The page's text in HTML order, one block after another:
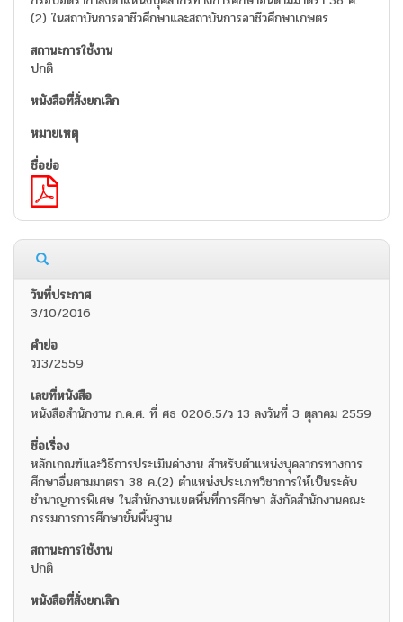
(2) ในสถาบันการอาชีวศึกษาและสถาบันการอาชีวศึกษาเกษตร
ปกติ
3/10/2016
ว13/2559
หนังสือสำนักงาน ก.ค.ศ. ที่ ศธ 0206.5/ว 13 ลงวันที่ 3 ตุลาคม 2559
หลักเกณฑ์และวิธีการประเมินค่างาน สำหรับตำแหน่งบุคลากรทางการ
ศึกษาอื่นตามมาตรา 38 ค.(2) ตำแหน่งประเภทวิชาการให้เป็นระดับ
ชำนาญการพิเศษ ในสำนักงานเขตพื้นที่การศึกษา สังกัดสำนักงานคณะ
กรรมการการศึกษาขั้นพื้นฐาน
ปกติ